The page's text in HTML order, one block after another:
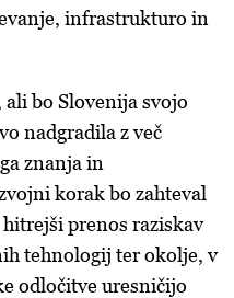
infrastrukturo in
ali bo Slovenija svojo
nadgradila z več
znanja in
korak bo zahteval
prenos raziskav
tehnologij ter okolje, v
odločitve uresničijo